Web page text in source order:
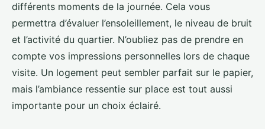
différents moments de la journée. Cela vous
permettra d’évaluer l’ensoleillement, le niveau de bruit
et l’activité du quartier. N’oubliez pas de prendre en
compte vos impressions personnelles lors de chaque
visite. Un logement peut sembler parfait sur le papier,
mais l’ambiance ressentie sur place est tout aussi
importante pour un choix éclairé.